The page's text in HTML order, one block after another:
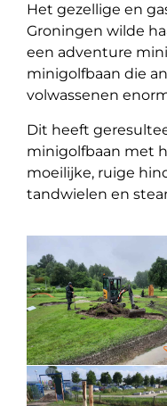
Het gezellige en
Groningen wilde
een adventure
minigolfbaan die
volwassenen
Dit heeft
minigolfbaan met
moeilijke, ruige
tandwielen en